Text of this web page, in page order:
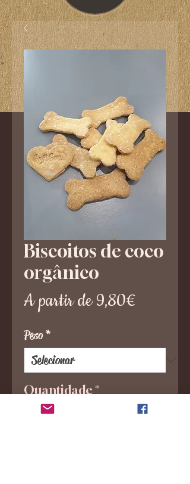
Biscoitos de coco
orgânico
A partir de9,80€Preço
Peso *
Quantidade*